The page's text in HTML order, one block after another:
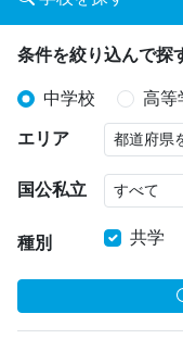
条件を絞り込んで探
中学校 高等
エリア
国公私立
種別 共学